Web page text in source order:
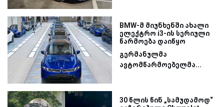
BMW-მ მიუნხენში ახალი
ელექტრო i3-ის სერიული
წარმოება დაიწყო
გერმანულმა
ავტომწარმოებელმა...
30 წლის წინ „სამუდამოდ“